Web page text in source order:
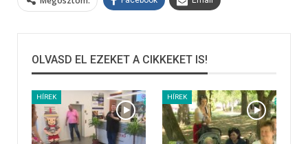
OLVASD EL EZEKET A CIKKEKET IS!
HÍREK HÍREK